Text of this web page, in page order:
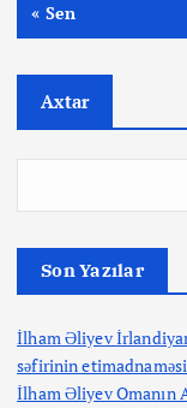
« Sen
Axtar
Son Yazılar
İlham Əliyev
səfirinin
İlham Əliyev Omanın